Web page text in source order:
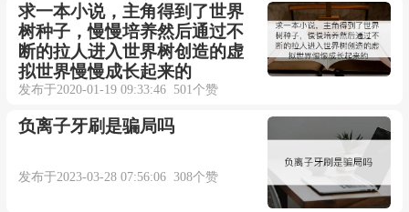
求一本小说，主角得到了世界
树种子，慢慢培养然后通过不
断的拉人进入世界树创造的虚
拟世界慢慢成长起来的
发布于2020-01-19 09:33:46 501个赞
负离子牙刷是骗局吗
发布于2023-03-28 07:56:06 308个赞